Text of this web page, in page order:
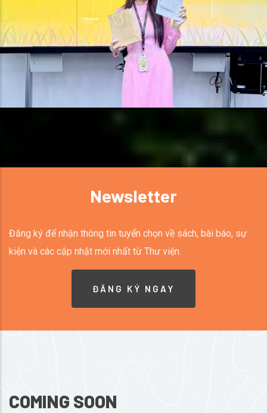
Newsletter
Đăng ký để nhận thông tin tuyển chọn về sách, bài báo, sự
kiện và các cập nhật mới nhất từ Thư viện.
ĐĂNG KÝ NGAY
COMING SOON